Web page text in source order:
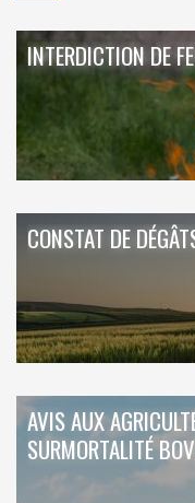
INTERDICTION DE
CONSTAT DE
AVIS AUX
SURMORTALITÉ